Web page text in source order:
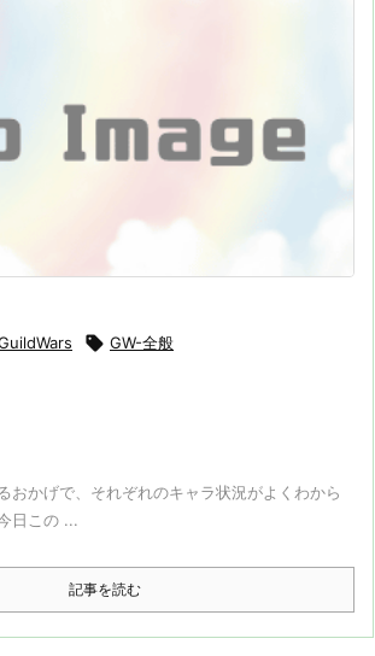
 GW-全般
おかげで、それぞれのキャラ状況がよくわから
日この ...
記事を読む